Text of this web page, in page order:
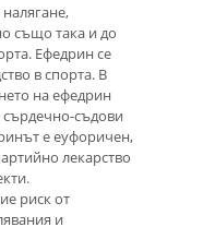
също така и до
Ефедрин се
в спорта. В
на ефедрин
сърдечно-съдови
е еуфоричен,
лекарство
риск от
и